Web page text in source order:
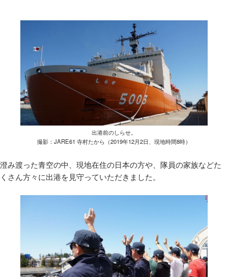
出港前のしらせ。
撮影：JARE61 寺村たから（2019年12月2日、現地時間8時）
澄み渡った青空の中、現地在住の日本の方や、隊員の家族などた
くさん方々に出港を見守っていただきました。